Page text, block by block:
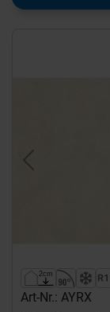
Previous
Art-Nr.: AYRX